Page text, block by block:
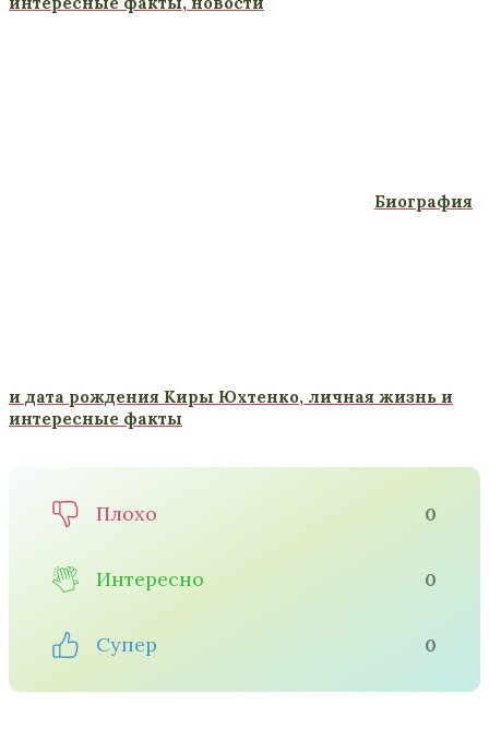
Биография
и дата рождения Киры Юхтенко, личная жизнь и
интересные факты
Плохо 0
Интересно 0
Супер 0